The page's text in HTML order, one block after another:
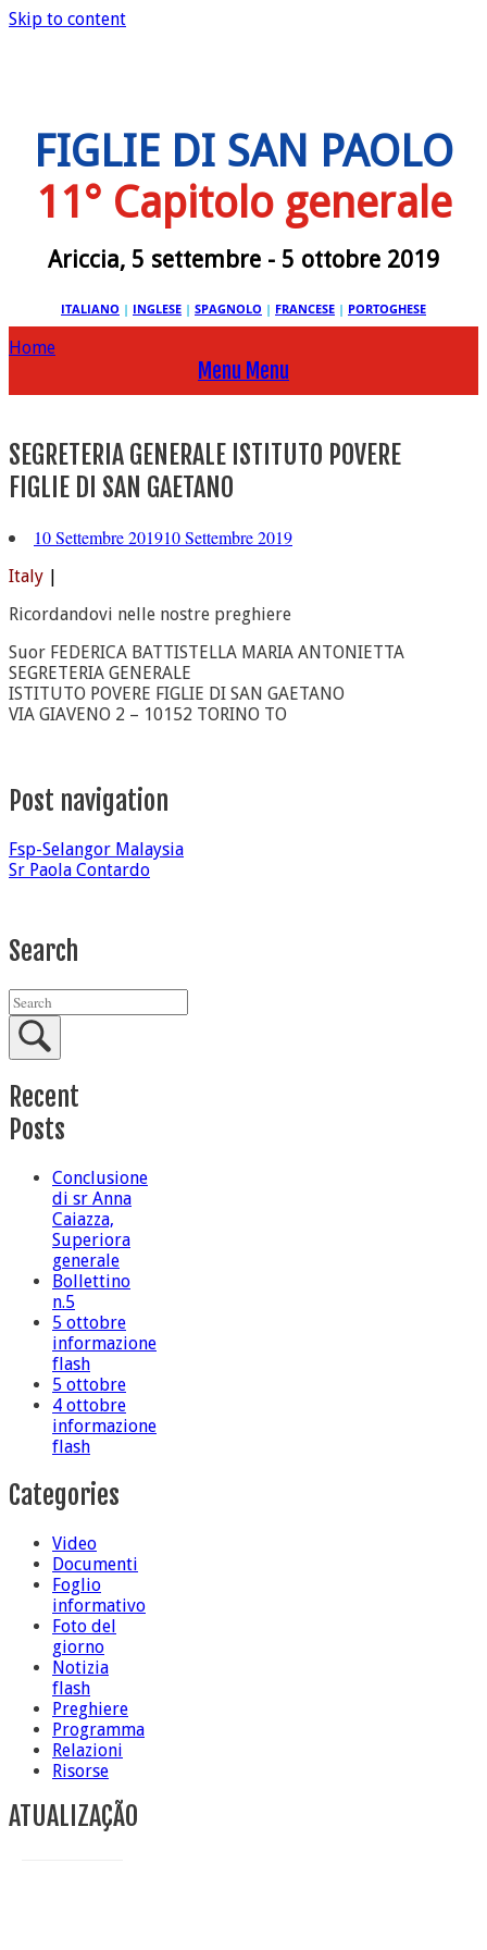
Skip to content
FIGLIE DI SAN PAOLO
11° Capitolo generale
Ariccia, 5 settembre - 5 ottobre 2019
ITALIANO | INGLESE | SPAGNOLO | FRANCESE | PORTOGHESE
Home
Menu Menu
SEGRETERIA GENERALE ISTITUTO POVERE
FIGLIE DI SAN GAETANO
10 Settembre 201910 Settembre 2019
Italy |
Ricordandovi nelle nostre preghiere
Suor FEDERICA BATTISTELLA MARIA ANTONIETTA
SEGRETERIA GENERALE
ISTITUTO POVERE FIGLIE DI SAN GAETANO
VIA GIAVENO 2 – 10152 TORINO TO
Post navigation
Fsp-Selangor Malaysia
Sr Paola Contardo
Search
Recent
Posts
Conclusione
di sr Anna
Caiazza,
Superiora
generale
Bollettino
n.5
5 ottobre
informazione
flash
5 ottobre
4 ottobre
informazione
flash
Categories
Video
Documenti
Foglio
informativo
Foto del
giorno
Notizia
flash
Preghiere
Programma
Relazioni
Risorse
ATUALIZAÇÃO